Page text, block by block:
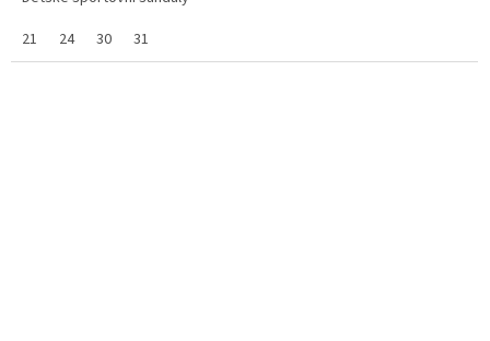
21
24 30 31